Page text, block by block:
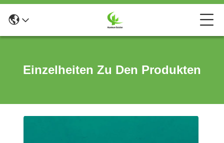
Einzelheiten Zu Den Produkten